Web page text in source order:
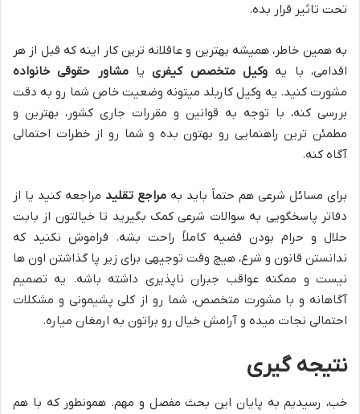
تحت تاثیر قرار بده.
به همین خاطر، همیشه بهترین و عاقلانه ترین کار اینه که قبل از هر
اقدامی، با یه وکیل متخصص کیفرییامشاور حقوقی خانواده
مشورت کنید. یه وکیل کاربلد میتونه وضعیت خاص شما رو به دقت
بررسی کنه، با توجه به قوانین و مقررات جاری کشور، بهترین و
مطمئن ترین راهنمایی رو بهتون بده و شما رو از خطرات احتمالی
آگاه کنه.
برای مسائل شرعی هم حتماً باید به مراجع تقلید مراجعه کنید یا از
دفاتر پاسخگویی به سوالات شرعی کمک بگیرید تا خیالتون از بابت
حلال و حرام بودن قضیه کاملاً راحت بشه. فراموش نکنید که
ندانستن قانون و شرع، هیچ وقت توجیهی برای زیر پا گذاشتن اون ها
نیست و ممکنه عواقب جبران ناپذیری داشته باشه. یه تصمیم
آگاهانه و با مشورت متخصص، شما رو از کلی پشیمونی و مشکلات
احتمالی نجات میده و آرامش خیال رو براتون به ارمغان میاره.
نتیجه گیری
خب، رسیدیم به پایان این بحث مفصل و مهم. همونطور که با هم